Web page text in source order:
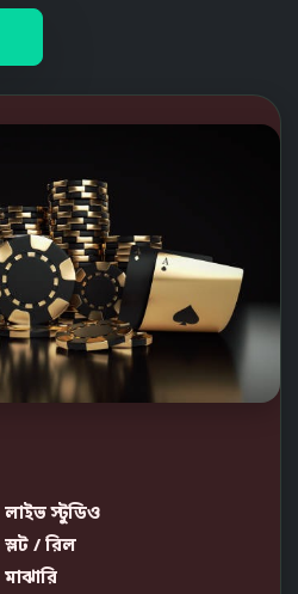
লাইভ স্টুডিও
স্লট / রিল
মাঝারি